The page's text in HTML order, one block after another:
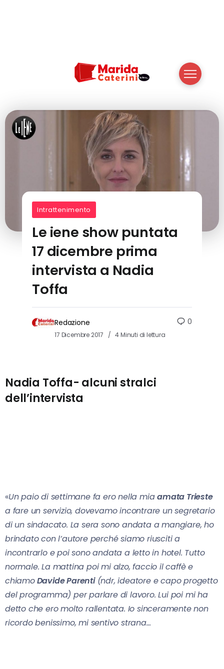
Intrattenimento
Le iene show puntata
17 dicembre prima
intervista a Nadia
Toffa
Redazione
17 Dicembre 2017 4 Minuti di lettura
0
Nadia Toffa- alcuni stralci
dell’intervista
«Un paio di settimane fa ero nella miaamata Trieste
a fare un servizio, dovevamo incontrare un segretario
di un sindacato. La sera sono andata a mangiare, ho
brindato con l’autore perché siamo riusciti a
incontrarlo e poi sono andata a letto in hotel. Tutto
normale. La mattina poi mi alzo, faccio il caffè e
chiamoDavide Parenti(ndr, ideatore e capo progetto
del programma) per parlare di lavoro. Lui poi mi ha
detto che ero molto rallentata. Io sinceramente non
ricordo benissimo, mi sentivo strana…